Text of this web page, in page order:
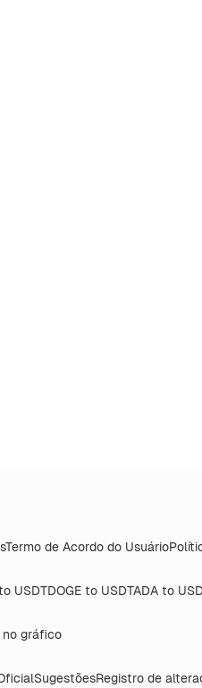
Termo de Acordo do Usuário
USDTDOGE to USDTADA to
no gráfico
SugestõesRegistro de